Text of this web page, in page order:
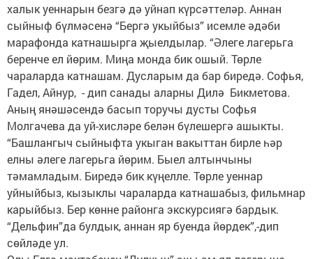
халык уеннарын безгә дә уйнап күрсәттеләр. Аннан
сыйныф бүлмәсенә “Бергә укыйбыз” исемле әдәби
марафонда катнашырга җыелдылар. “Әлеге лагерьга
беренче ел йөрим. Миңа монда бик ошый. Төрле
чараларда катнашам. Дусларым да бар биредә. Софья,
Гадел, Айнур, - дип санады аларны Дилә Бикметова.
Аның янәшәсендә басып торучы дусты Софья
Молгачева да уй-хисләре белән бүлешергә ашыкты.
“Башлангыч сыйныфта укыган вакыттан бирле һәр
елны әлеге лагерьга йөрим. Быел алтынчыны
тәмамладым. Биредә бик күңелле. Төрле уеннар
уйныйбыз, кызыклы чараларда катнашабыз, фильмнар
карыйбыз. Бер көнне районга экскурсиягә бардык.
“Дельфин”да булдык, аннан яр буенда йөрдек”,-дип
сөйләде ул.